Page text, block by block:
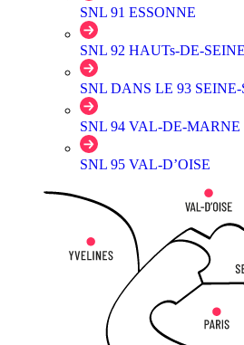
SNL 91 ESSONNE
SNL 92 HAUTs-DE-SEINE
SNL DANS LE 93
SNL 94 VAL-DE-MARNE
SNL 95 VAL-D’OISE